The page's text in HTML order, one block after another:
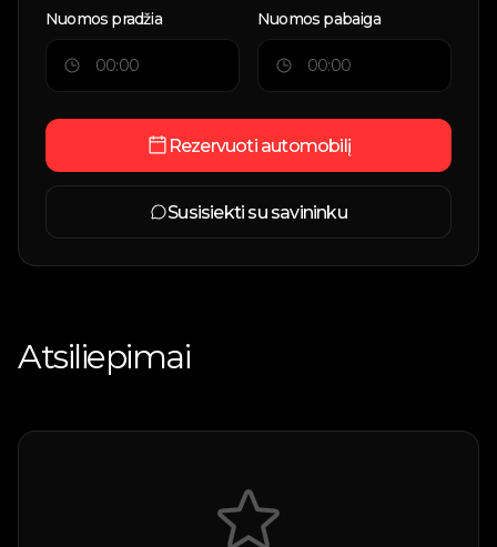
Nuomos pradžia Nuomos pabaiga
Rezervuoti automobilį
Susisiekti su savininku
Atsiliepimai